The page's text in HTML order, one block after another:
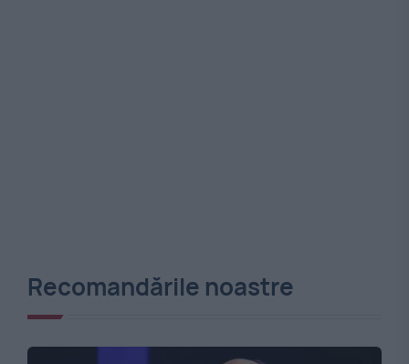
Recomandările noastre